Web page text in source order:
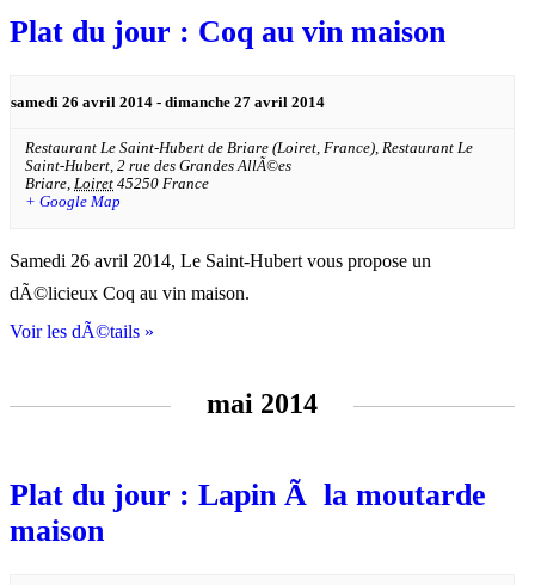
Plat du jour : Coq au vin maison
samedi 26 avril 2014 - dimanche 27 avril 2014
Restaurant Le Saint-Hubert de Briare (Loiret, France), Restaurant Le
Saint-Hubert, 2 rue des Grandes AllÃ©es
Briare, Loiret 45250 France
+ Google Map
Samedi 26 avril 2014, Le Saint-Hubert vous propose un
dÃ©licieux Coq au vin maison.
Voir les dÃ©tails »
mai 2014
Plat du jour : Lapin Ã la moutarde
maison